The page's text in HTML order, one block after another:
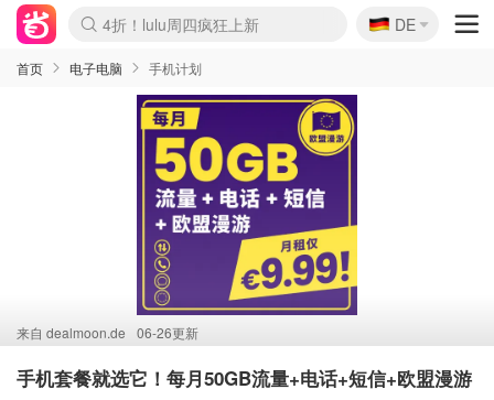
Boticinal 夏促开抢！
4折！lulu周四疯狂上新
还没结束！&OtherStories大促
Joybuy变相75折 随时失效
速领！Stanley独家85折
疑似霸哥！Camper额外叠85折
Zalando 奥莱闪促！每日更新
Moncler反季囤！5折起+叠9折
Coach Brooklyn仅€192
🇩🇪
DE
首页 电子电脑 手机计划
来自 dealmoon.de 06-26更新
手机套餐就选它！每月50GB流量+电话+短信+欧盟漫游